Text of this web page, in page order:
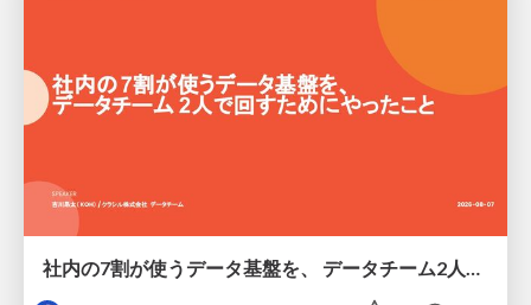
社内の7割が使うデータ基盤を、 データチーム2人で回すためにやったこと